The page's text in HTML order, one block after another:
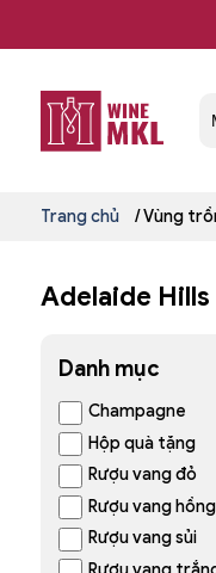
vang
Wine
MKL
Trang chủ / Vùng
Adelaide Hills
Danh mục
Champagne
Hộp quà tặng
Rượu vang đỏ
Rượu vang hồng
Rượu vang sủi